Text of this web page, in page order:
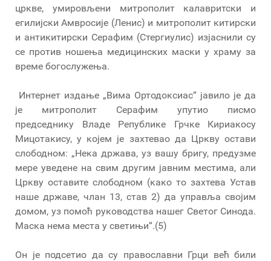
цркве, умировљени митрополит калавритски и
егилијски Амвросије (Ленис) и митрополит китирски
и антикитирски Серафим (Стергиулис) изјаснили су
се против ношења медицинских маски у храму за
време богослужења.
Интернет издање „Вима Ортодоксиас“ јавило је да
је митрополит Серафим упутио писмо
председнику Владе Републике Грчке Кириакосу
Мицотакису, у којем је захтевао да Цркву остави
слободном: „Нека држава, уз вашу бригу, предузме
мере уведене на свим другим јавним местима, али
Цркву оставите слободном (како то захтева Устав
наше државе, члан 13, став 2) да управља својим
домом, уз помоћ руководства нашег Светог Синода.
Маска нема места у светињи“.(5)
Он је подсетио да су православни Грци већ били